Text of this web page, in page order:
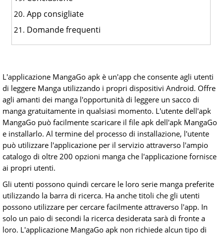
App consigliate
Domande frequenti
L'applicazione MangaGo apk è un'app che consente agli utenti
di leggere Manga utilizzando i propri dispositivi Android. Offre
agli amanti dei manga l'opportunità di leggere un sacco di
manga gratuitamente in qualsiasi momento. L'utente dell'apk
MangaGo può facilmente scaricare il file apk dell'apk MangaGo
e installarlo. Al termine del processo di installazione, l'utente
può utilizzare l'applicazione per il servizio attraverso l'ampio
catalogo di oltre 200 opzioni manga che l'applicazione fornisce
ai propri utenti.
Gli utenti possono quindi cercare le loro serie manga preferite
utilizzando la barra di ricerca. Ha anche titoli che gli utenti
possono utilizzare per cercare facilmente attraverso l'app. In
solo un paio di secondi la ricerca desiderata sarà di fronte a
loro. L'applicazione MangaGo apk non richiede alcun tipo di